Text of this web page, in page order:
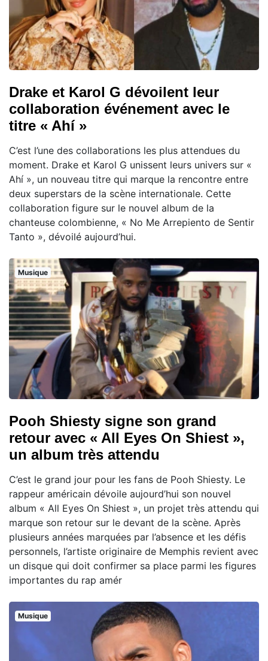
Drake et Karol G dévoilent leur
collaboration événement avec le
titre « Ahí »
C’est l’une des collaborations les plus attendues du
moment. Drake et Karol G unissent leurs univers sur «
Ahí », un nouveau titre qui marque la rencontre entre
deux superstars de la scène internationale. Cette
collaboration figure sur le nouvel album de la
chanteuse colombienne, « No Me Arrepiento de Sentir
Tanto », dévoilé aujourd’hui.
Musique
Pooh Shiesty signe son grand
retour avec « All Eyes On Shiest »,
un album très attendu
C’est le grand jour pour les fans de Pooh Shiesty. Le
rappeur américain dévoile aujourd’hui son nouvel
album « All Eyes On Shiest », un projet très attendu qui
marque son retour sur le devant de la scène. Après
plusieurs années marquées par l’absence et les défis
personnels, l’artiste originaire de Memphis revient avec
un disque qui doit confirmer sa place parmi les figures
importantes du rap amér
Musique